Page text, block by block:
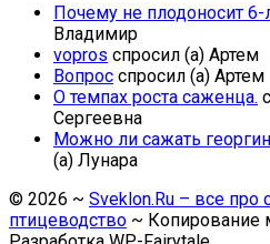
Почему не плодоносит 6-
Владимир
vopros спросил (а) Артем
Вопрос спросил (а) Артем
О темпах роста саженца.
Сергеевна
Можно ли сажать
(а) Лунара
© 2026 ~ Sveklon.Ru – все про
птицеводство ~ Копирование